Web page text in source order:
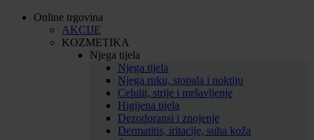
Online trgovina
AKCIJE
KOZMETIKA
Njega tijela
Njega tijela
Njega ruku, stopala i noktiju
Celulit, strije i mršavljenje
Higijena tijela
Dezodoransi i znojenje
Dermatitis, iritacije, suha koža